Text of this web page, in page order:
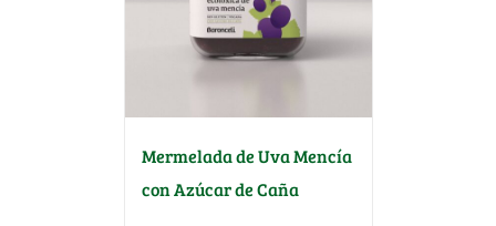
Mermelada de Uva Mencía
con Azúcar de Caña